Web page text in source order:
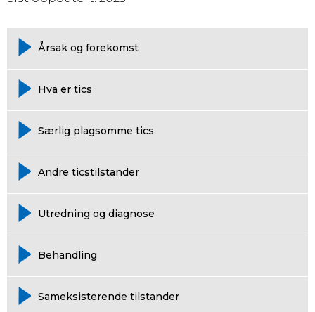
Årsak og forekomst
Hva er tics
Særlig plagsomme tics
Andre ticstilstander
Utredning og diagnose
Behandling
Sameksisterende tilstander